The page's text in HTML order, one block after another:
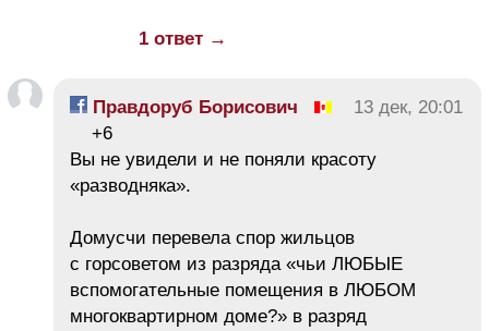
1 ответ →
Правдоруб Борисович
13 дек, 20:01
+6
Вы не увидели и не поняли красоту
«разводняка».
Домусчи перевела спор жильцов
с горсоветом из разряда «чьи ЛЮБЫЕ
вспомогательные помещения в ЛЮБОМ
многоквартирном доме?» в разряд